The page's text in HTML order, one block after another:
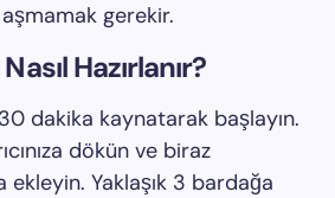
gerekir.
Hazırlanır?
dakika kaynatarak başlayın.
dökün ve biraz
ekleyin. Yaklaşık 3 bardağa